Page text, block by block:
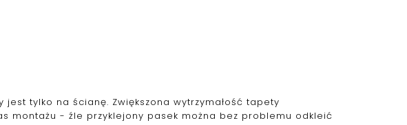
tylko na ścianę. Zwiększona wytrzymałość tapety
montażu - źle przyklejony pasek można bez problemu odkleić